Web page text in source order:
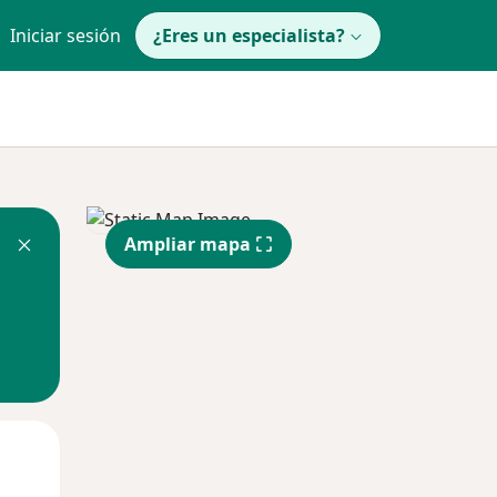
Iniciar sesión ¿Eres un especialista?
Ampliar mapa